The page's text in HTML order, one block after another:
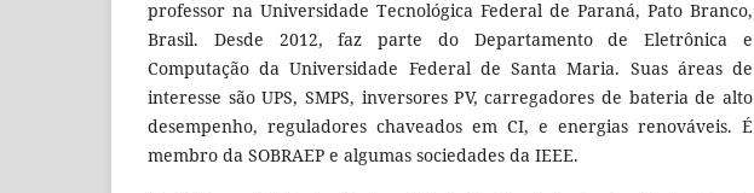
professor na Universidade Tecnológica Federal de Paraná, Pato Branco,
Brasil. Desde 2012, faz parte do Departamento de Eletrônica e
Computação da Universidade Federal de Santa Maria. Suas áreas de
interesse são UPS, SMPS, inversores PV, carregadores de bateria de alto
desempenho, reguladores chaveados em CI, e energias renováveis. É
membro da SOBRAEP e algumas sociedades da IEEE.